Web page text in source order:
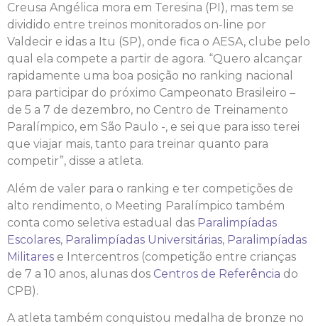
Creusa Angélica mora em Teresina (PI), mas tem se
dividido entre treinos monitorados on-line por
Valdecir e idas a Itu (SP), onde fica o AESA, clube pelo
qual ela compete a partir de agora. “Quero alcançar
rapidamente uma boa posição no ranking nacional
para participar do próximo Campeonato Brasileiro –
de 5 a 7 de dezembro, no Centro de Treinamento
Paralímpico, em São Paulo -, e sei que para isso terei
que viajar mais, tanto para treinar quanto para
competir”, disse a atleta.
Além de valer para o ranking e ter competições de
alto rendimento, o Meeting Paralímpico também
conta como seletiva estadual das Paralimpíadas
Escolares, Paralimpíadas Universitárias, Paralimpíadas
Militares e Intercentros (competição entre crianças
de 7 a 10 anos, alunas dos Centros de Referência do
CPB).
A atleta também conquistou medalha de bronze no